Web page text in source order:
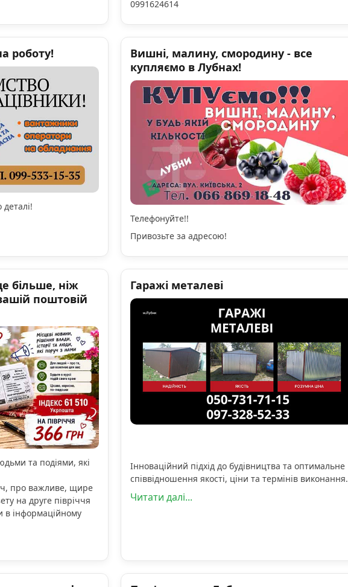
0991624614
роботу!
Вишні, малину, смородину - все
купляємо в Лубнах!
Телефонуйте!!
Привозьте за адресою!
більше, ніж
поштовій
та подіями, які
про важливе, щире
на друге півріччя
в інформаційному
Гаражі металеві
Інноваційний підхід до будівництва та оптимальне
співвідношення якості, ціни та термінів виконання.
Читати далі...